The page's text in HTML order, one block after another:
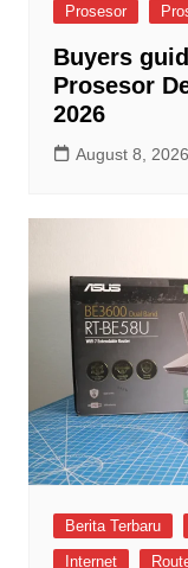
Prosesor
Buyers
Prosesor
2026
August 8, 2026
Berita Terbaru
Internet